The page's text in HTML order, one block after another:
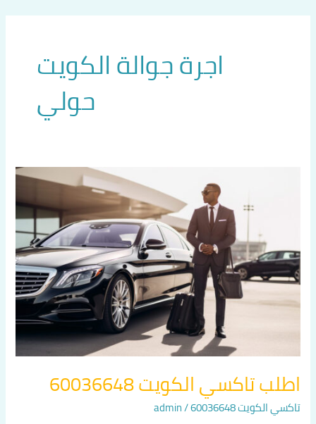
اجرة جوالة الكويت
حولي
اطلب تاكسي الكويت 60036648
تاكسي الكويت 60036648 /
admin
60036648